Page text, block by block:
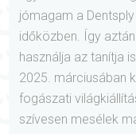
jómagam a
időközben. Így
használja az tanítja
2025. márciusában
fogászati
szívesen mesélek